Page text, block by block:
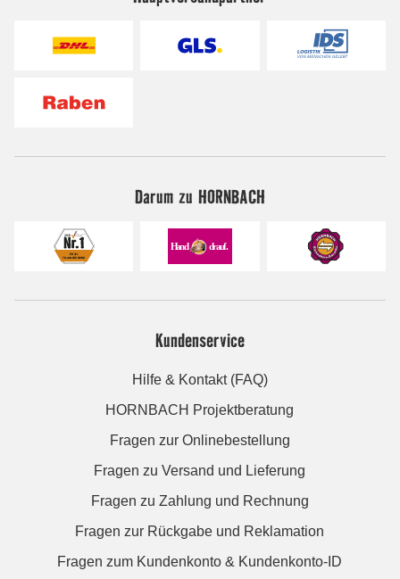
Darum zu HORNBACH
Kundenservice
Hilfe & Kontakt (FAQ)
HORNBACH Projektberatung
Fragen zur Onlinebestellung
Fragen zu Versand und Lieferung
Fragen zu Zahlung und Rechnung
Fragen zur Rückgabe und Reklamation
Fragen zum Kundenkonto & Kundenkonto-ID